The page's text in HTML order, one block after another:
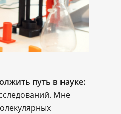
путь в науке:
Мне